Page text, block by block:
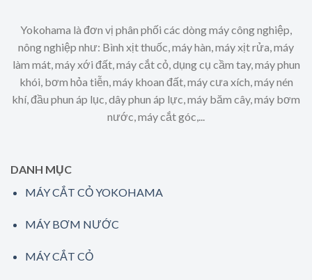
Yokohama là đơn vị phân phối các dòng máy công nghiệp,
nông nghiệp như: Bình xịt thuốc, máy hàn, máy xịt rửa, máy
làm mát, máy xới đất, máy cắt cỏ, dụng cụ cầm tay, máy phun
khói, bơm hỏa tiễn, máy khoan đất, máy cưa xích, máy nén
khí, đầu phun áp lục, dây phun áp lực, máy băm cây, máy bơm
nước, máy cắt góc,...
DANH MỤC
MÁY CẮT CỎ YOKOHAMA
MÁY BƠM NƯỚC
MÁY CẮT CỎ